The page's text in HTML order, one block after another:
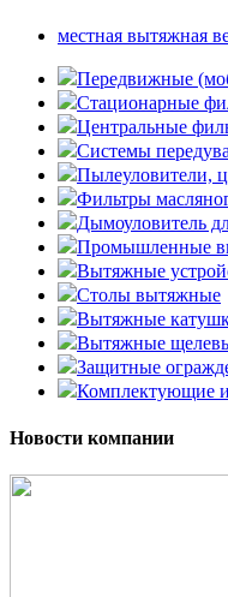
местная вытяжная
Передвижные
Стационарные
Центральные
Системы
Пылеуловители,
Фильтры
Дымоуловитель
Промышленные
Вытяжные
Столы вытяжные
Вытяжные
Вытяжные
Защитные
Комплектующие и
Новости компании